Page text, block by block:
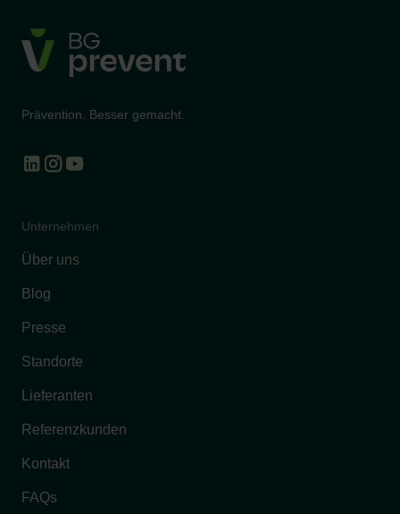
Prävention. Besser gemacht.
Unternehmen
Über uns
Blog
Presse
Standorte
Lieferanten
Referenzkunden
Kontakt
FAQs